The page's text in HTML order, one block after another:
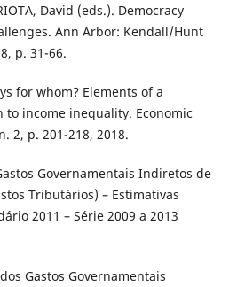
David (eds.). Democracy
Ann Arbor: Kendall/Hunt
p. 31-66.
for whom? Elements of a
to income inequality. Economic
2, p. 201-218, 2018.
Governamentais Indiretos de
Tributários) – Estimativas
2011 – Série 2009 a 2013
dos Gastos Governamentais